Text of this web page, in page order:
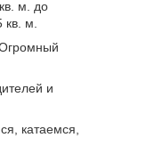
м. до
м.
и
катаемся,